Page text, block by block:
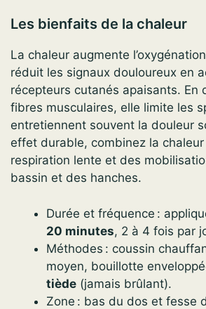
Les bienfaits de la chaleur
La chaleur augmente
réduit les signaux douloureux en
récepteurs cutanés apaisants. En
fibres musculaires, elle limite les
entretiennent souvent la douleur
effet durable, combinez la
respiration lente et des
bassin et des hanches.
Durée et fréquence :
20 minutes, 2 à 4 fois par
Méthodes : coussin
moyen, bouillotte
tiède (jamais brûlant).
Zone : bas du dos et fesse